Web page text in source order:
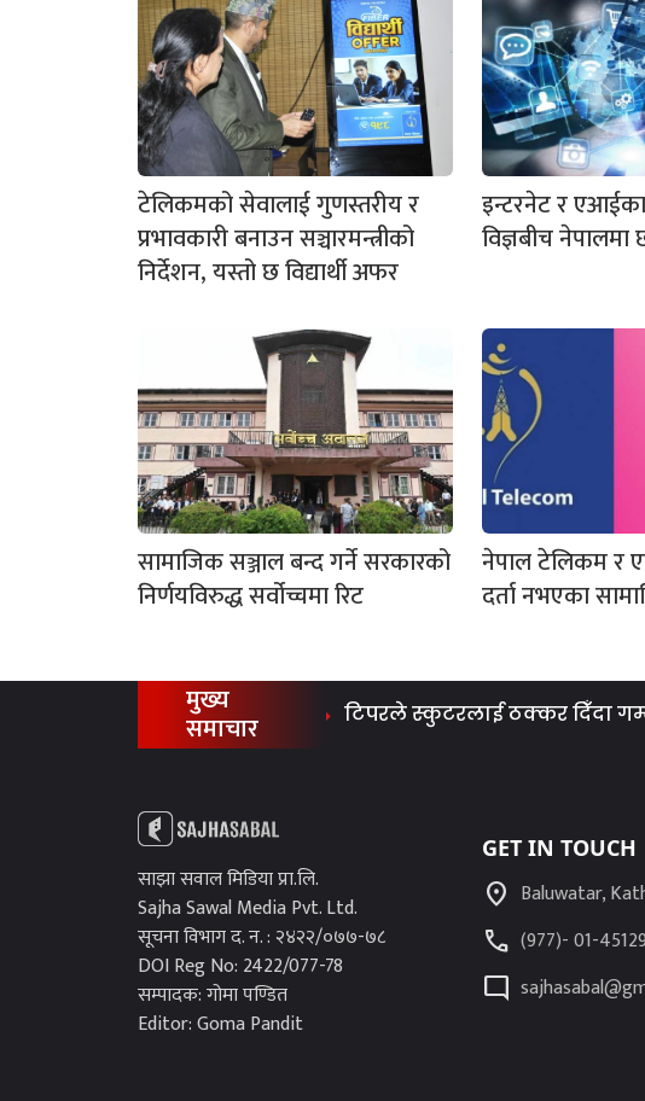
टेलिकमको सेवालाई गुणस्तरीय र
प्रभावकारी बनाउन सञ्चारमन्त्रीको
निर्देशन, यस्तो छ विद्यार्थी अफर
इन्टरनेट र
विज्ञबीच
सामाजिक सञ्जाल बन्द गर्ने सरकारको
निर्णयविरुद्ध सर्वोच्चमा रिट
नेपाल टेलिकम र
दर्ता नभएका
मुख्य
समाचार टिपरले स्कुटरलाई ठक्कर दिँदा
साझा सवाल मिडिया प्रा.लि.
Sajha Sawal Media Pvt. Ltd.
सूचना विभाग द. न. : २४२२/०७७-७८
DOI Reg No: 2422/077-78
सम्पादक: गोमा पण्डित
Editor: Goma Pandit
GET IN TOUCH
location_on Baluwatar,
call (977)- 01-
mode_comment